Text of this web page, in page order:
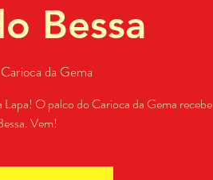
Bessa
Carioca da Gema
O palco do Carioca da Gema recebe
Vem!